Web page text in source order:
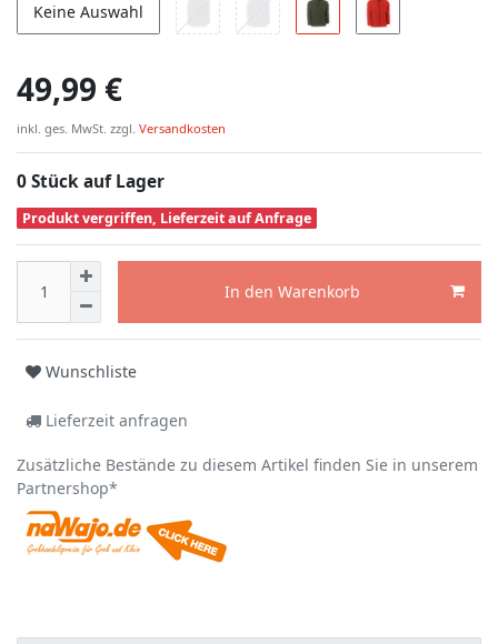
Keine Auswahl
49,99 €
inkl. ges. MwSt. zzgl. Versandkosten
0 Stück auf Lager
Produkt vergriffen, Lieferzeit auf Anfrage
In den Warenkorb
Wunschliste
Lieferzeit anfragen
Zusätzliche Bestände zu diesem Artikel finden Sie in unserem
Partnershop*